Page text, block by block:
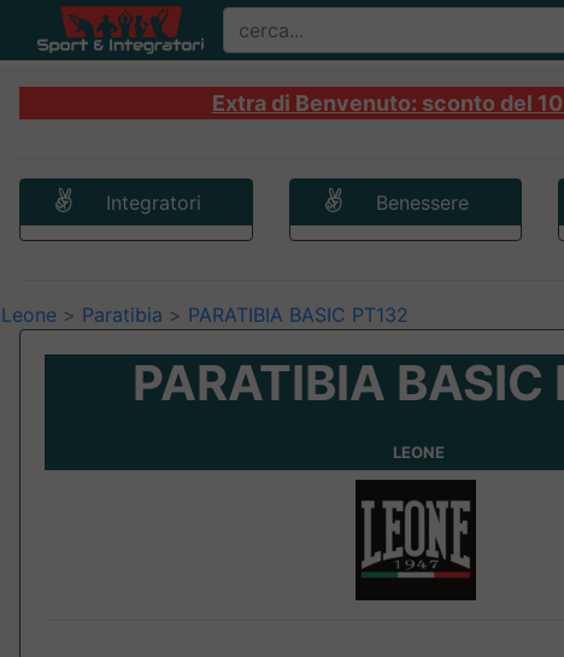
Extra di Benvenuto: sconto del
Integratori Benessere
Leone > Paratibia > PARATIBIA BASIC PT132
PARATIBIA BASIC
LEONE